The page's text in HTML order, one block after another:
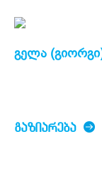
გელა
ᲒᲐᲖᲘᲐᲠᲔᲑᲐ